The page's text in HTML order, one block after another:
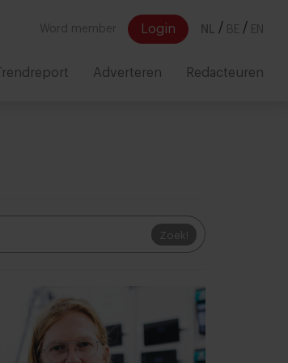
Word member Login NL / BE / EN
Trendreport Adverteren Redacteuren
Zoek!